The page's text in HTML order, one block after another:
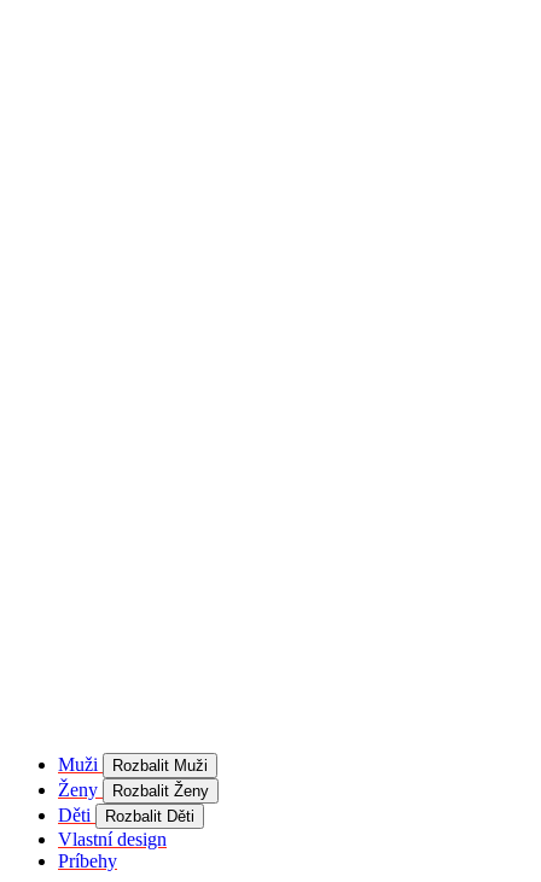
Muži Rozbalit Muži
Ženy Rozbalit Ženy
Děti Rozbalit Děti
Vlastní design
Príbehy